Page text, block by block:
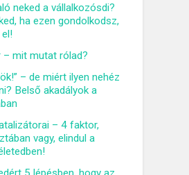
neked a vállalkozósdi?
ha ezen gondolkodsz,
– mit mutat rólad?
– de miért ilyen nehéz
Belső akadályok a
– 4 faktor,
vagy, elindul a